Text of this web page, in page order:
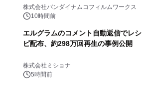
像『UNICORN GUNDAM Statue ―
BEYOND POSSIBILITY ―』を上映！
株式会社バンダイナムコフィルムワークス
10時間前
エルグラムのコメント自動返信でレシ
ピ配布、約298万回再生の事例公開
株式会社ミショナ
5時間前